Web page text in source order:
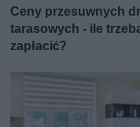
Ceny przesuwnych
tarasowych - ile
zapłacić?